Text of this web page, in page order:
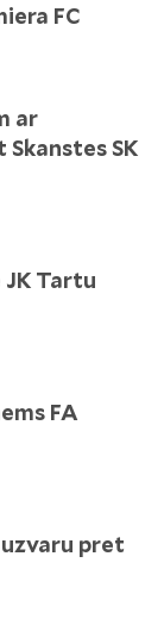
FC
ar
SK
JK Tartu
FA
pret